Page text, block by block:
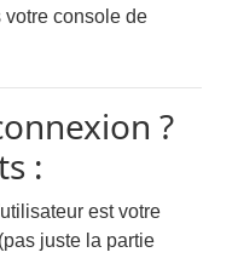
console de
?
:
est votre
(pas juste la partie